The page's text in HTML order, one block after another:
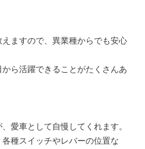
ますので、異業種からでも安心
ら活躍できることがたくさんあ
愛車として自慢してくれます。
種スイッチやレバーの位置な